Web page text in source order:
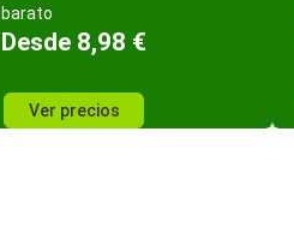
barato
Desde 8,98 €
Ver precios